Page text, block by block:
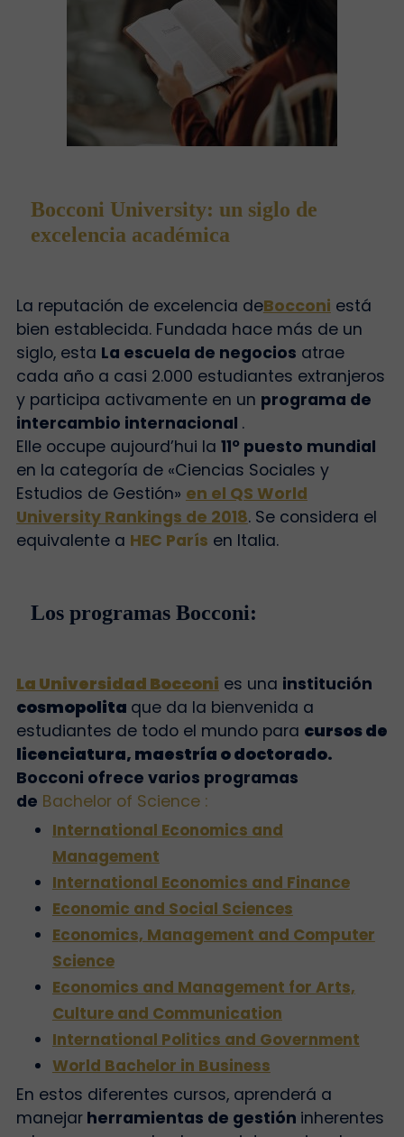
Bocconi University: un siglo de
excelencia académica
La reputación de excelencia deBocconi está
bien establecida. Fundada hace más de un
siglo, esta La escuela de negocios atrae
cada año a casi 2.000 estudiantes extranjeros
y participa activamente en un programa de
intercambio internacional .
Elle occupe aujourd’hui la 11º puesto mundial
en la categoría de «Ciencias Sociales y
Estudios de Gestión» en el QS World
University Rankings de 2018. Se considera el
equivalente a HEC París en Italia.
Los programas Bocconi:
La Universidad Bocconi es una institución
cosmopolita que da la bienvenida a
estudiantes de todo el mundo para cursos de
licenciatura, maestría o doctorado.
Bocconi ofrece varios programas
de Bachelor of Science :
International Economics and
Management
International Economics and Finance
Economic and Social Sciences
Economics, Management and Computer
Science
Economics and Management for Arts,
Culture and Communication
International Politics and Government
World Bachelor in Business
En estos diferentes cursos, aprenderá a
manejarherramientas de gestión inherentes